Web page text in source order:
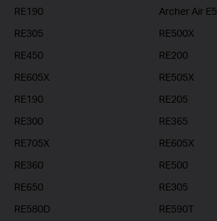
RE190
Archer Air E5
RE305
RE500X
RE450
RE200
RE605X
RE505X
RE190
RE205
RE300
RE365
RE705X
RE605X
RE360
RE500
RE650
RE305
RE580D
RE590T